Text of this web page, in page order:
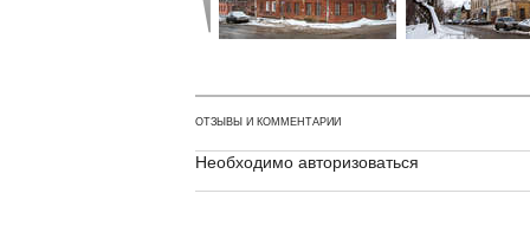
ОТЗЫВЫ И КОММЕНТАРИИ
Необходимо авторизоваться